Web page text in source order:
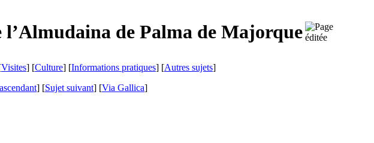
Almudaina de Palma de Majorque
Visites] [Culture] [Informations pratiques] [Autres sujets]
] [Sujet suivant] [Via Gallica]